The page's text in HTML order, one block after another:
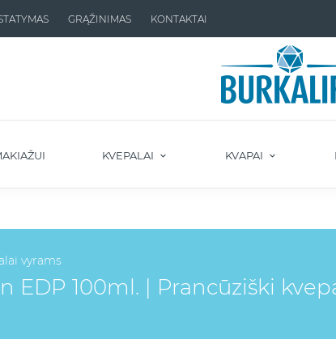
GRĄŽINIMAS KONTAKTAI
KVEPALAI KVAPAI
vyrams
EDP 100ml. | Prancūziški